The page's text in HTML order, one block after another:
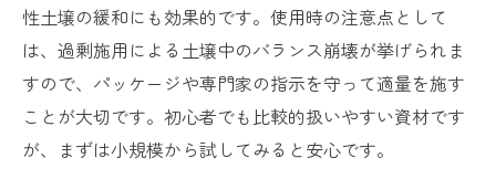
けい酸の効果を最大限に活かす施用タイミ
ング
くん炭とけい酸の適切な使い方と土壌保水
性
性土壌の緩和にも効果的です。使用時の注意点として
は、過剰施用による土壌中のバランス崩壊が挙げられま
すので、パッケージや専門家の指示を守って適量を施す
ことが大切です。初心者でも比較的扱いやすい資材です
が、まずは小規模から試してみると安心です。